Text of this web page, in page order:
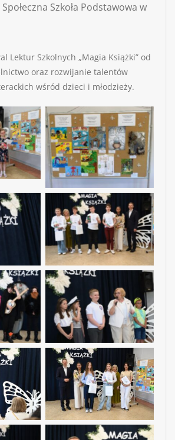
Szkoła Podstawowa w
Lektur Szkolnych „Magia Książki” od
oraz rozwijanie talentów
wśród dzieci i młodzieży.